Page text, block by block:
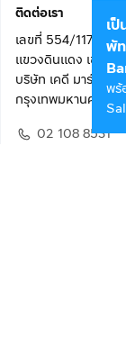
ติดต่อเรา
เลขที่ 554/117 อาค
แขวงดินแดง เขตดินแ
บริษัท เคดี มาร์เก็ต
กรุงเทพมหานคร
02 108 8531
เ
พั
พร้